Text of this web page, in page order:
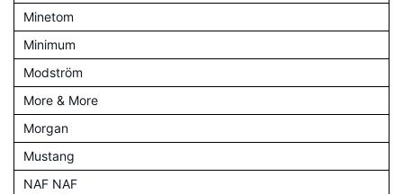
Minetom
Minimum
Modström
More & More
Morgan
Mustang
NAF NAF